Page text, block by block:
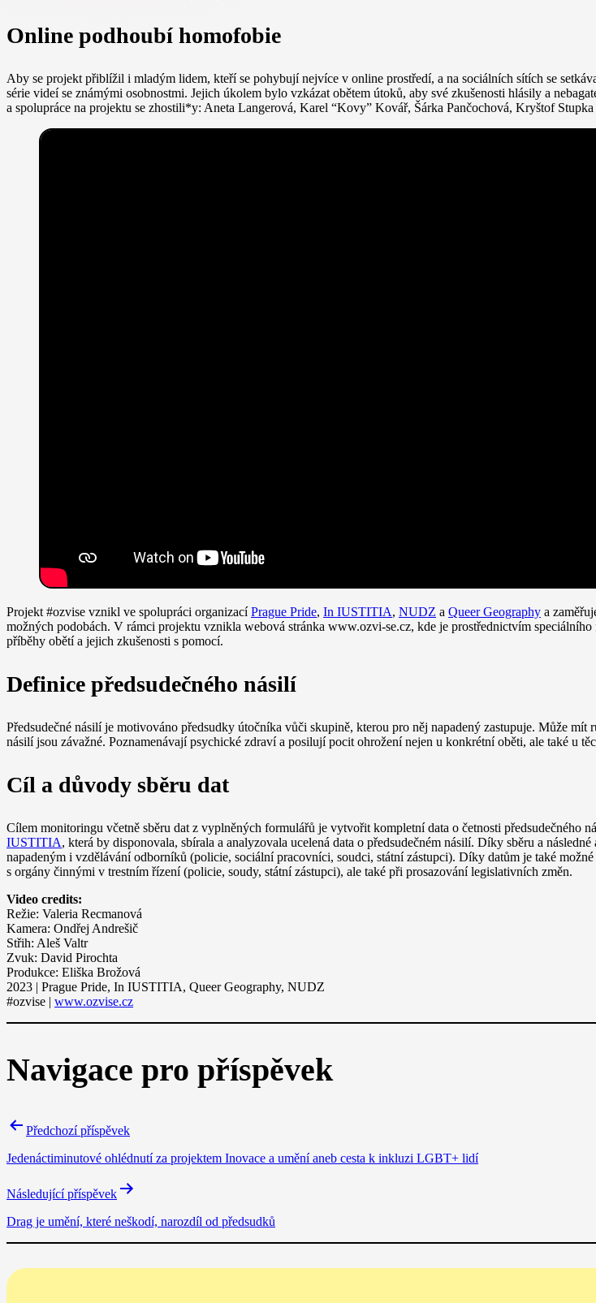
Online podhoubí homofobie
Aby se projekt přiblížil i mladým lidem, kteří se pohybují nejvíce v online prostředí, a na sociálních sítích se
série videí se známými osobnostmi. Jejich úkolem bylo vzkázat obětem útoků, aby své zkušenosti hlásily a
a spolupráce na projektu se zhostili*y: Aneta Langerová, Karel “Kovy” Kovář, Šárka Pančochová, Kryš​​tof
Projekt #ozvise vznikl ve spolupráci organizacíPrague Pride, In IUSTITIA, NUDZ a Queer Geography a
možných podobách. V rámci projektu vznikla webová stránka www.ozvi-se.cz, kde je prostřednictvím
příběhy obětí a jejich zkušenosti s pomocí.
Definice předsudečného násilí
Předsudečné násilí je motivováno předsudky útočníka vůči skupině, kterou pro něj napadený zastupuje. Může
násilí jsou závažné. Poznamenávají psychické zdraví a posilují pocit ohrožení nejen u konkrétní oběti, ale také u
Cíl a důvody sběru dat
Cílem monitoringu včetně sběru dat z vyplněných formulářů je vytvořit kompletní data o četnosti předsudečného
IUSTITIA, která by disponovala, sbírala a analyzovala ucelená data o předsudečném násilí. Díky sběru a
napadeným i vzdělávání odborníků (policie, sociální pracovníci, soudci, státní zástupci). Díky datům je také
s orgány činnými v trestním řízení (policie, soudy, státní zástupci), ale také při prosazování legislativních změn.
Video credits:
Režie: Valeria Recmanová
Kamera: Ondřej Andrešič
Střih: Aleš Valtr
Zvuk: David Pirochta
Produkce: Eliška Brožová
2023 | Prague Pride, In IUSTITIA, Queer Geography, NUDZ
#ozvise | www.ozvise.cz
Navigace pro příspěvek
Předchozí příspěvek
Jedenáctiminutové ohlédnutí za projektem Inovace a umění aneb cesta k inkluzi LGBT+ lidí
Následující příspěvek
Drag je umění, které neškodí, narozdíl od předsudků